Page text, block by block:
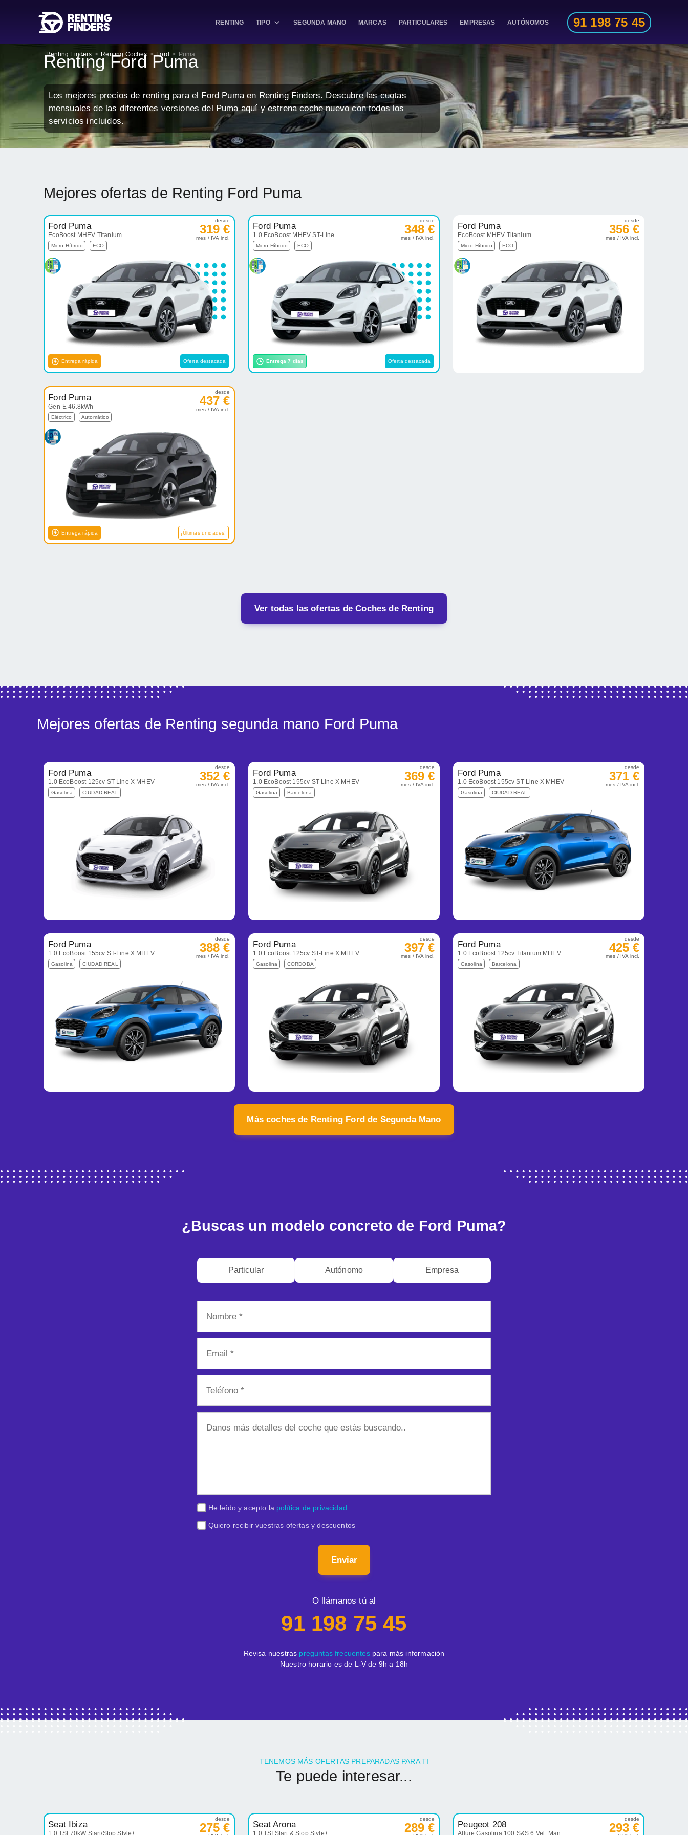
RENTING TIPO SEGUNDA MANO MARCAS PARTICULARES EMPRESAS AUTÓNOMOS 91 198 75 45
Renting Finders > Renting Coches > Ford > Puma
Renting Ford Puma
Los mejores precios de renting para el Ford Puma en Renting Finders. Descubre las cuotas
mensuales de las diferentes versiones del Puma aquí y estrena coche nuevo con todos los
servicios incluidos.
Mejores ofertas de Renting Ford Puma
Ford Puma
EcoBoost MHEV Titanium
Micro-Híbrido ECO
desde
319 €
mes / IVA incl.
Entrega rápida Oferta destacada
Ford Puma
1.0 EcoBoost MHEV ST-Line
Micro-Híbrido ECO
desde
348 €
mes / IVA incl.
Entrega 7 días Oferta destacada
Ford Puma
EcoBoost MHEV Titanium
Micro-Híbrido ECO
desde
356 €
mes / IVA incl.
Ford Puma
Gen-E 46.8kWh
Eléctrico Automático
desde
437 €
mes / IVA incl.
Entrega rápida ¡Últimas unidades!
Ver todas las ofertas de Coches de Renting
Mejores ofertas de Renting segunda mano Ford Puma
Ford Puma
1.0 EcoBoost 125cv ST-Line X MHEV
Gasolina CIUDAD REAL
desde
352 €
mes / IVA incl.
Ford Puma
1.0 EcoBoost 155cv ST-Line X MHEV
Gasolina Barcelona
desde
369 €
mes / IVA incl.
Ford Puma
1.0 EcoBoost 155cv ST-Line X MHEV
Gasolina CIUDAD REAL
desde
371 €
mes / IVA incl.
Ford Puma
1.0 EcoBoost 155cv ST-Line X MHEV
Gasolina CIUDAD REAL
desde
388 €
mes / IVA incl.
Ford Puma
1.0 EcoBoost 125cv ST-Line X MHEV
Gasolina CORDOBA
desde
397 €
mes / IVA incl.
Ford Puma
1.0 EcoBoost 125cv Titanium MHEV
Gasolina Barcelona
desde
425 €
mes / IVA incl.
Más coches de Renting Ford de Segunda Mano
¿Buscas un modelo concreto de Ford Puma?
Particular Autónomo Empresa
He leído y acepto la política de privacidad
Quiero recibir vuestras ofertas y descuentos
Enviar
O llámanos tú al
91 198 75 45
Revisa nuestras preguntas frecuentespara más información
Nuestro horario es de L-V de 9h a 18h
TENEMOS MÁS OFERTAS PREPARADAS PARA TI
Te puede interesar...
Seat Ibiza
1.0 TSI 70kW Start/Stop Style+
desde
275 € Seat Arona
1.0 TSI Start & Stop Style+
desde
289 € Peugeot 208
Allure Gasolina 100 S&S 6 Vel. Man
desde
293 €